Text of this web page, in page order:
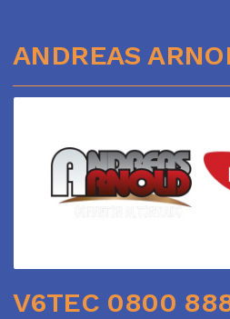
V6TEC 0800